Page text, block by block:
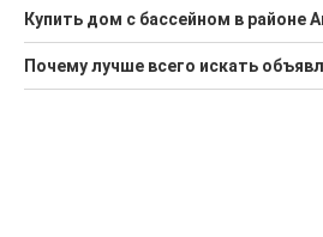
Купить дом с бассейном в районе
Поможем Купить дом с
Воспользуйтесь нашим
Почему лучше всего искать